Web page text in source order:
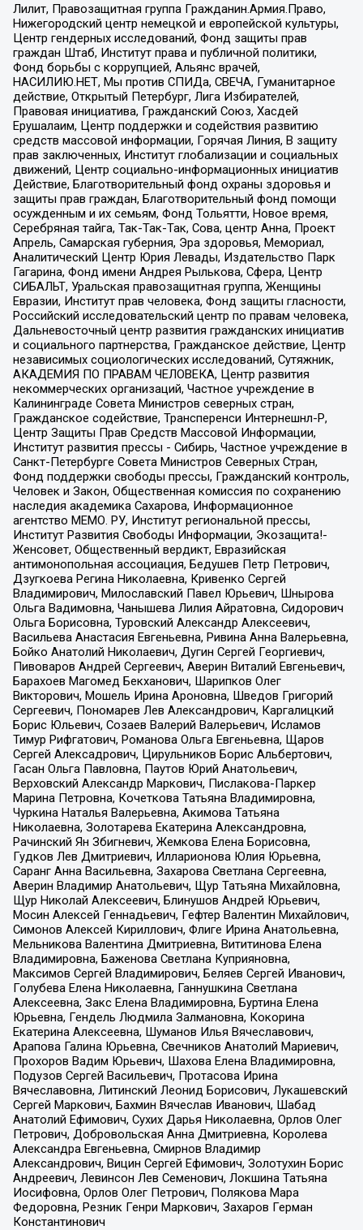
Лилит, Правозащитная группа Гражданин.Армия.Право,
Нижегородский центр немецкой и европейской культуры,
Центр гендерных исследований, Фонд защиты прав
граждан Штаб, Институт права и публичной политики,
Фонд борьбы с коррупцией, Альянс врачей,
НАСИЛИЮ.НЕТ, Мы против СПИДа, СВЕЧА, Гуманитарное
действие, Открытый Петербург, Лига Избирателей,
Правовая инициатива, Гражданский Союз, Хасдей
Ерушалаим, Центр поддержки и содействия развитию
средств массовой информации, Горячая Линия, В защиту
прав заключенных, Институт глобализации и социальных
движений, Центр социально-информационных инициатив
Действие, Благотворительный фонд охраны здоровья и
защиты прав граждан, Благотворительный фонд помощи
осужденным и их семьям, Фонд Тольятти, Новое время,
Серебряная тайга, Так-Так-Так, Сова, центр Анна, Проект
Апрель, Самарская губерния, Эра здоровья, Мемориал,
Аналитический Центр Юрия Левады, Издательство Парк
Гагарина, Фонд имени Андрея Рылькова, Сфера, Центр
СИБАЛЬТ, Уральская правозащитная группа, Женщины
Евразии, Институт прав человека, Фонд защиты гласности,
Российский исследовательский центр по правам человека,
Дальневосточный центр развития гражданских инициатив
и социального партнерства, Гражданское действие, Центр
независимых социологических исследований, Сутяжник,
АКАДЕМИЯ ПО ПРАВАМ ЧЕЛОВЕКА, Центр развития
некоммерческих организаций, Частное учреждение в
Калининграде Совета Министров северных стран,
Гражданское содействие, Трансперенси Интернешнл-Р,
Центр Защиты Прав Средств Массовой Информации,
Институт развития прессы - Сибирь, Частное учреждение в
Санкт-Петербурге Совета Министров Северных Стран,
Фонд поддержки свободы прессы, Гражданский контроль,
Человек и Закон, Общественная комиссия по сохранению
наследия академика Сахарова, Информационное
агентство МЕМО. РУ, Институт региональной прессы,
Институт Развития Свободы Информации, Экозащита!-
Женсовет, Общественный вердикт, Евразийская
антимонопольная ассоциация, Бедушев Петр Петрович,
Дзугкоева Регина Николаевна, Кривенко Сергей
Владимирович, Милославский Павел Юрьевич, Шнырова
Ольга Вадимовна, Чанышева Лилия Айратовна, Сидорович
Ольга Борисовна, Туровский Александр Алексеевич,
Васильева Анастасия Евгеньевна, Ривина Анна Валерьевна,
Бойко Анатолий Николаевич, Дугин Сергей Георгиевич,
Пивоваров Андрей Сергеевич, Аверин Виталий Евгеньевич,
Барахоев Магомед Бекханович, Шарипков Олег
Викторович, Мошель Ирина Ароновна, Шведов Григорий
Сергеевич, Пономарев Лев Александрович, Каргалицкий
Борис Юльевич, Созаев Валерий Валерьевич, Исламов
Тимур Рифгатович, Романова Ольга Евгеньевна, Щаров
Сергей Алексадрович, Цирульников Борис Альбертович,
Гасан Ольга Павловна, Паутов Юрий Анатольевич,
Верховский Александр Маркович, Пислакова-Паркер
Марина Петровна, Кочеткова Татьяна Владимировна,
Чуркина Наталья Валерьевна, Акимова Татьяна
Николаевна, Золотарева Екатерина Александровна,
Рачинский Ян Збигневич, Жемкова Елена Борисовна,
Гудков Лев Дмитриевич, Илларионова Юлия Юрьевна,
Саранг Анна Васильевна, Захарова Светлана Сергеевна,
Аверин Владимир Анатольевич, Щур Татьяна Михайловна,
Щур Николай Алексеевич, Блинушов Андрей Юрьевич,
Мосин Алексей Геннадьевич, Гефтер Валентин Михайлович,
Симонов Алексей Кириллович, Флиге Ирина Анатольевна,
Мельникова Валентина Дмитриевна, Вититинова Елена
Владимировна, Баженова Светлана Куприяновна,
Максимов Сергей Владимирович, Беляев Сергей Иванович,
Голубева Елена Николаевна, Ганнушкина Светлана
Алексеевна, Закс Елена Владимировна, Буртина Елена
Юрьевна, Гендель Людмила Залмановна, Кокорина
Екатерина Алексеевна, Шуманов Илья Вячеславович,
Арапова Галина Юрьевна, Свечников Анатолий Мариевич,
Прохоров Вадим Юрьевич, Шахова Елена Владимировна,
Подузов Сергей Васильевич, Протасова Ирина
Вячеславовна, Литинский Леонид Борисович, Лукашевский
Сергей Маркович, Бахмин Вячеслав Иванович, Шабад
Анатолий Ефимович, Сухих Дарья Николаевна, Орлов Олег
Петрович, Добровольская Анна Дмитриевна, Королева
Александра Евгеньевна, Смирнов Владимир
Александрович, Вицин Сергей Ефимович, Золотухин Борис
Андреевич, Левинсон Лев Семенович, Локшина Татьяна
Иосифовна, Орлов Олег Петрович, Полякова Мара
Федоровна, Резник Генри Маркович, Захаров Герман
Константинович